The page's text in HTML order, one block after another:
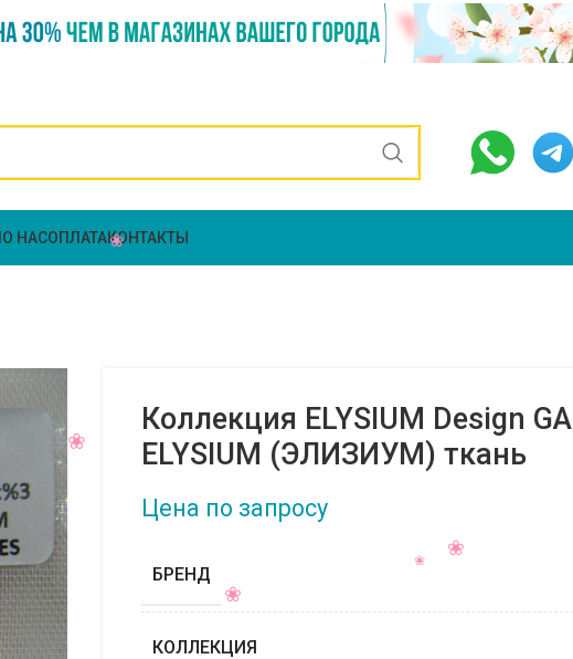
О НАСОПЛАТАКОНТАКТЫ
Коллекция ELYSIUM Design
ELYSIUM (ЭЛИЗИУМ) ткань
Цена по запросу
БРЕНД
КОЛЛЕКЦИЯ